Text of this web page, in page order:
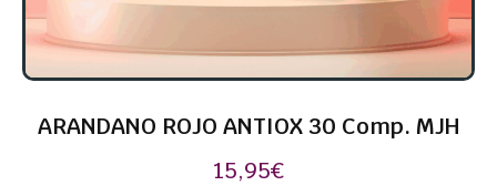
ARANDANO ROJO ANTIOX 30 Comp. MJH
15,95€